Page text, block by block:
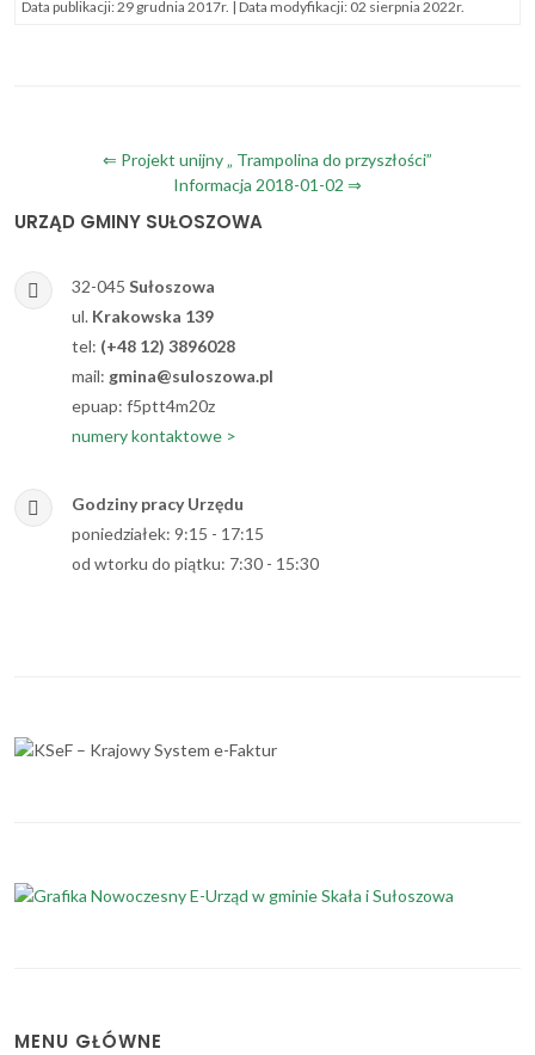
Data publikacji:29 grudnia 2017r. | Data modyfikacji: 02 sierpnia 2022r.
Nawigacja⇐ Projekt unijny „ Trampolina do przyszłości”
Informacja 2018-01-02 ⇒
URZĄD GMINY SUŁOSZOWA
32-045 Sułoszowa
ul. Krakowska 139
tel: (+48 12) 3896028
mail: gmina@suloszowa.pl
epuap: f5ptt4m20z
numery kontaktowe >
Godziny pracy Urzędu
poniedziałek: 9:15 - 17:15
od wtorku do piątku: 7:30 - 15:30
MENU GŁÓWNE